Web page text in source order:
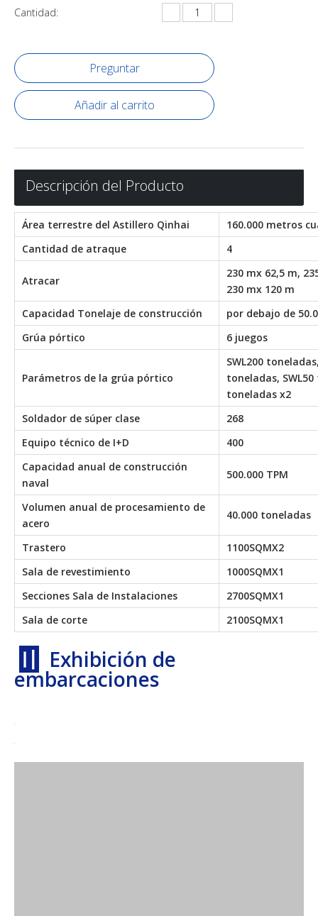
Cantidad:
Preguntar
Añadir al carrito
Descripción del Producto
Área terrestre del Astillero Qinhai
160.000 metros
Cantidad de atraque
4
Atracar
230 mx 62,5 m,
230 mx 120 m
Capacidad Tonelaje de construcción
por debajo de
Grúa pórtico
6 juegos
Parámetros de la grúa pórtico
SWL200
toneladas,
toneladas x2
Soldador de súper clase
268
Equipo técnico de I+D
400
Capacidad anual de construcción
naval
500.000 TPM
Volumen anual de procesamiento de
acero
40.000 toneladas
Trastero
1100SQMX2
Sala de revestimiento
1000SQMX1
Secciones Sala de Instalaciones
2700SQMX1
Sala de corte
2100SQMX1
〢 Exhibición de
embarcaciones